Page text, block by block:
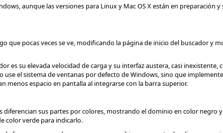
aunque las versiones para Linux y Mac OS X están en preparación y
que pocas veces se ve, modificando la página de inicio del buscador y
es su elevada velocidad de carga y su interfaz austera, casi inexistente,
el sistema de ventanas por defecto de Windows, sino que
menos espacio en pantalla al integrarse con la barra superior.
diferencian sus partes por colores, mostrando el dominio en color negro
color verde para indicarlo.